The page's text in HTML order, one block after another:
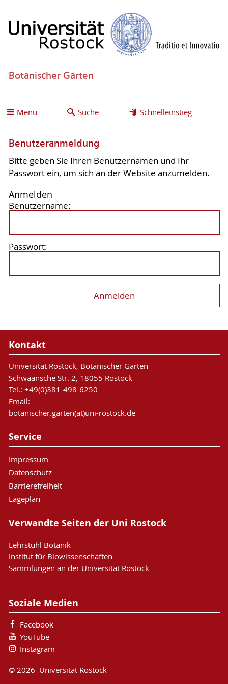
Botanischer Garten
Menü Suche Schnelleinstieg
Benutzeranmeldung
Bitte geben Sie Ihren Benutzernamen und Ihr
Passwort ein, um sich an der Website anzumelden.
Anmelden
Benutzername:
Passwort:
Kontakt
Universität Rostock, Botanischer Garten
Schwaansche Str. 2, 18055 Rostock
Tel.: +49(0)381-498-6250
Email:
botanischer.garten(at)uni-rostock.de
Service
Impressum
Datenschutz
Barrierefreiheit
Lageplan
Verwandte Seiten der Uni Rostock
Lehrstuhl Botanik
Institut für Biowissenschaften
Sammlungen an der Universität Rostock
Soziale Medien
Facebook
YouTube
Instagram
© 2026 Universität Rostock